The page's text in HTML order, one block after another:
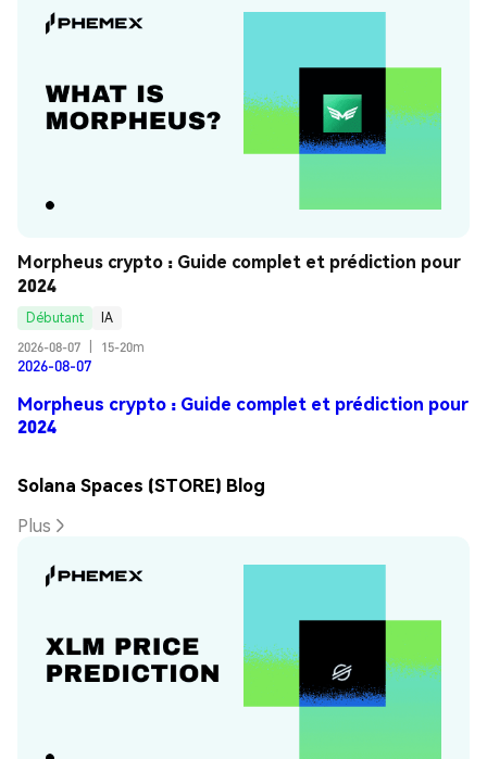
Morpheus crypto : Guide complet et prédiction pour
2024
Débutant
IA
2026-08-07
15-20m
2026-08-07
Morpheus crypto : Guide complet et prédiction pour
2024
Solana Spaces (STORE) Blog
Plus